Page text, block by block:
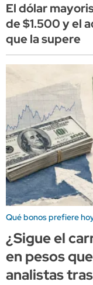
El dólar
de $1.500 y el
que la supere
Qué bonos prefiere
¿Sigue el
en pesos
analistas